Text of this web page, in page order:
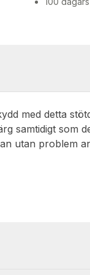
med detta
samtidigt som
utan problem